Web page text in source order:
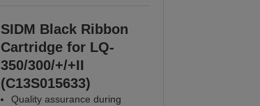
SIDM Black Ribbon
Cartridge for LQ-
350/300/+/+II
(C13S015633)
Quality assurance during